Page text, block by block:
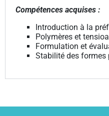
Compétences acquises :
Introduction à la
Polymères et
Formulation et
Stabilité des formes